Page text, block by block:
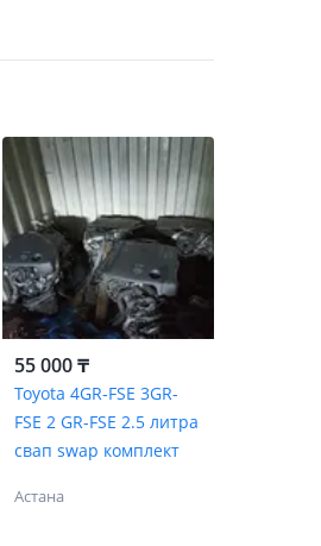
55 000 ₸
Toyota 4GR-FSE 3GR-
FSE 2 GR-FSE 2.5 литра
свап swap комплект
Астана